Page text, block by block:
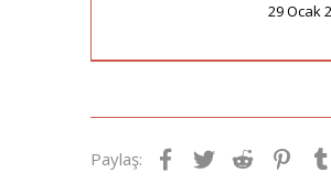
29 Ocak
Paylaş: Facebook
TwitterReddit